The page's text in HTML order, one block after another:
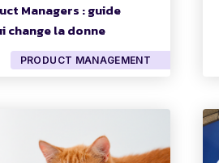
Managers : guide
change la donne
PRODUCT MANAGEMENT